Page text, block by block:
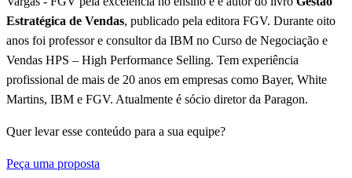
Estratégica de Vendas, publicado pela editora FGV. Durante oito
anos foi professor e consultor da IBM no Curso de Negociação e
Vendas HPS – High Performance Selling. Tem experiência
profissional de mais de 20 anos em empresas como Bayer, White
Martins, IBM e FGV. Atualmente é sócio diretor da Paragon.
Quer levar esse conteúdo para a sua equipe?
Peça uma proposta